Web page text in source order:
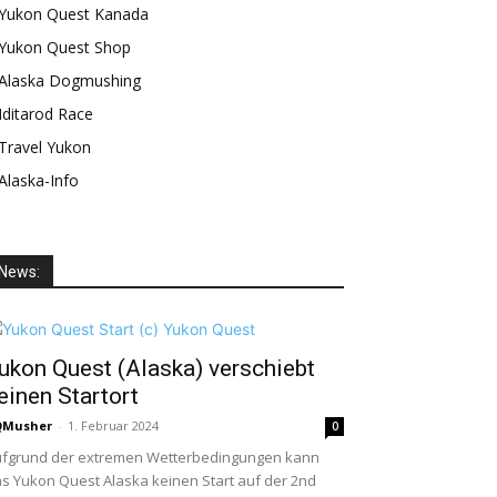
Quest Kanada
Quest Shop
Dogmushing
Iditarod Race
Travel Yukon
Info
Quest (Alaska) verschiebt
Startort
- 1. Februar 2024 0
der extremen Wetterbedingungen kann
Yukon Quest Alaska keinen Start auf der 2nd